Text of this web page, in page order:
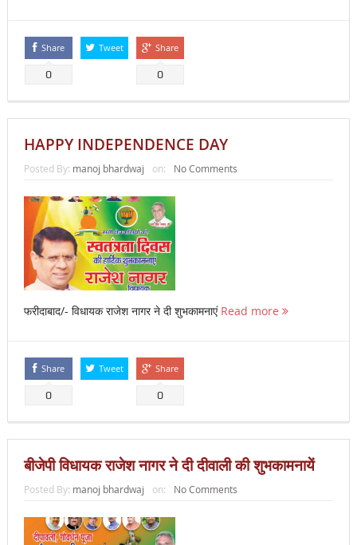
Share
0
Tweet Share
0
HAPPY INDEPENDENCE DAY
Posted By: manoj bhardwaj on: No Comments
फरीदाबाद/- विधायक राजेश नागर ने दी शुभकामनाएं Read more
Share
0
Tweet Share
0
बीजेपी विधायक राजेश नागर ने दी दीवाली की शुभकामनायें
Posted By: manoj bhardwaj on: No Comments